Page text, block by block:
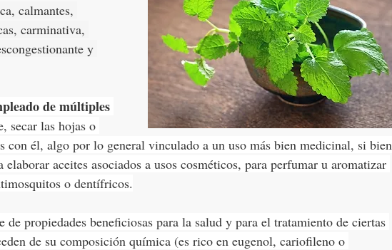
calmantes,
carminativa,
y
de múltiples
secar las hojas o
con él, algo por lo general vinculado a un uso más bien medicinal, si bien
elaborar aceites asociados a usos cosméticos, para perfumar u aromatizar
o dentífricos.
propiedades beneficiosas para la salud y para el tratamiento de ciertas
de su composición química (es rico en eugenol, cariofileno o